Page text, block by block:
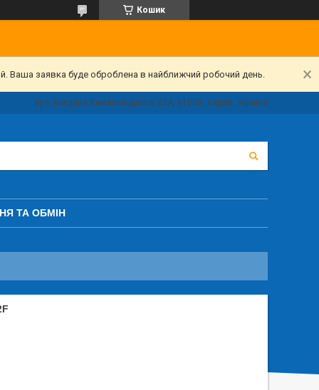
Кошик
Ваша заявка буде оброблена в найближчий робочий день.
вул. Богдана Хмельницького, 32А, 61000, Харків, Україна
ТА ОБМІН